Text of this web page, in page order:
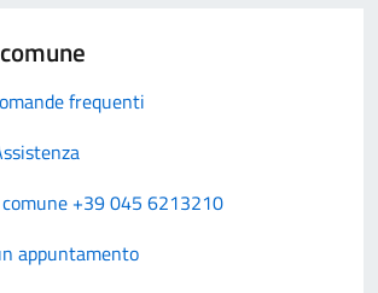
frequenti
+39 045 6213210
appuntamento